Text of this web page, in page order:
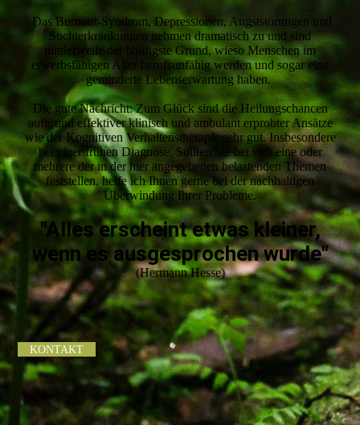
Das Burnout-Syndrom, Depressionen, Angststörungen und
Suchterkrankungen nehmen dramatisch zu und sind
mittlerweile der häufigste Grund, wieso Menschen im
erwerbsfähigen Alter berufsunfähig werden und sogar eine
geminderte Lebenserwartung haben.
Die gute Nachricht: Zum Glück sind die Heilungschancen
aufgrund effektiver klinisch und ambulant erprobter Ansätze
wie der Kognitiven Verhaltenstherapie sehr gut. Insbesondere
bei einer frühen Diagnose. Sollten Sie bei sich eine oder
mehrere der in der hier angegebenen belastenden Themen
feststellen, helfe ich Ihnen gerne bei der nachhaltigen
Überwindung Ihrer Probleme.
"Alles erscheint etwas kleiner,
wenn es ausgesprochen wurde"
(Hermann Hesse)
KONTAKT